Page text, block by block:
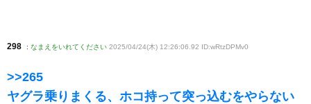
298 : なまえをいれてください 2025/04/24(木) 12:26:06.92 ID:wRtzDPMv0
>>265
ヤグラ乗りまくる、ホコ持って突っ込むをやらない